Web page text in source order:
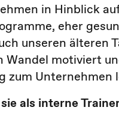
in Hinblick
eher
unseren älteren
motiviert
zum Unternehmen
als interne